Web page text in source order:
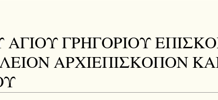
ΑΓΙΟΥ ΓΡΗΓΟΡΙΟΥ
ΑΡΧΙΕΠΙΣΚΟΠΟΝ